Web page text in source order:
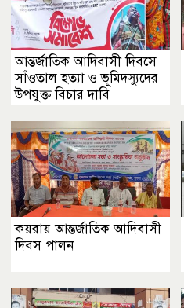
আন্তর্জাতিক আদিবাসী দিবসে
সাঁওতাল ‎হত্যা ও ভূমিদস্যুদের
উপযুক্ত বিচার দাবি
কয়রায় আন্তর্জাতিক আদিবাসী
দিবস পালন